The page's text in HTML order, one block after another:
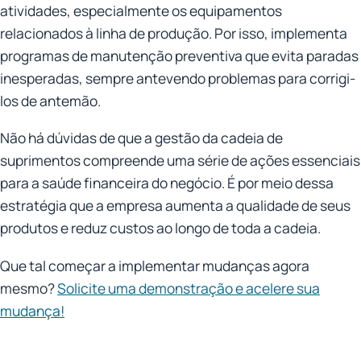
atividades, especialmente os equipamentos
relacionados à linha de produção. Por isso, implementa
programas de manutenção preventiva que evita paradas
inesperadas, sempre antevendo problemas para corrigi-
los de antemão.
Não há dúvidas de que a gestão da cadeia de
suprimentos compreende uma série de ações essenciais
para a saúde financeira do negócio. É por meio dessa
estratégia que a empresa aumenta a qualidade de seus
produtos e reduz custos ao longo de toda a cadeia.
Que tal começar a implementar mudanças agora
mesmo?Solicite uma demonstração e acelere sua
mudança!